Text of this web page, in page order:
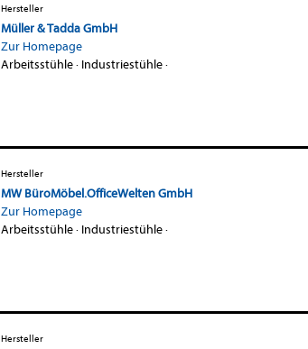
Hersteller
Müller & Tadda GmbH
Zur Homepage
Arbeitsstühle· Industriestühle·
Hersteller
MW BüroMöbel.OfficeWelten GmbH
Zur Homepage
Arbeitsstühle· Industriestühle·
Hersteller